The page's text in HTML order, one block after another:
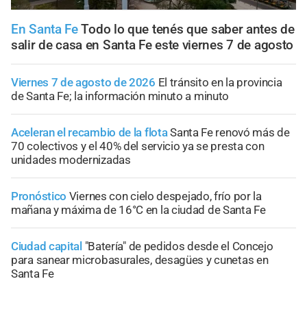
En Santa FeTodo lo que tenés que saber antes de
salir de casa en Santa Fe este viernes 7 de agosto
Viernes 7 de agosto de 2026 El tránsito en la provincia
de Santa Fe; la información minuto a minuto
Aceleran el recambio de la flotaSanta Fe renovó más de
70 colectivos y el 40% del servicio ya se presta con
unidades modernizadas
Pronóstico Viernes con cielo despejado, frío por la
mañana y máxima de 16°C en la ciudad de Santa Fe
Ciudad capital "Batería" de pedidos desde el Concejo
para sanear microbasurales, desagües y cunetas en
Santa Fe